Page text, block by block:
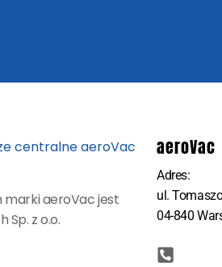
marki aeroVac jest
Sp. z o.o.
aeroVac
Adres:
ul.
04-840